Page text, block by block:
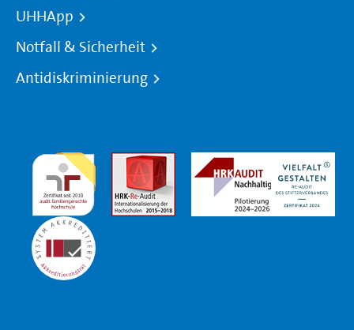
UHHApp
Notfall & Sicherheit
Antidiskriminierung